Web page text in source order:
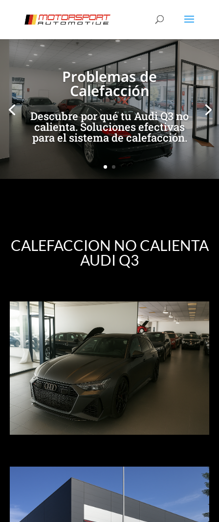
Problemas de
Calefacción
Descubre por qué tu Audi Q3 no
calienta. Soluciones efectivas
para el sistema de calefacción.
[/et_pb_slide][/et_pb_slide]
CALEFACCION NO CALIENTA
AUDI Q3